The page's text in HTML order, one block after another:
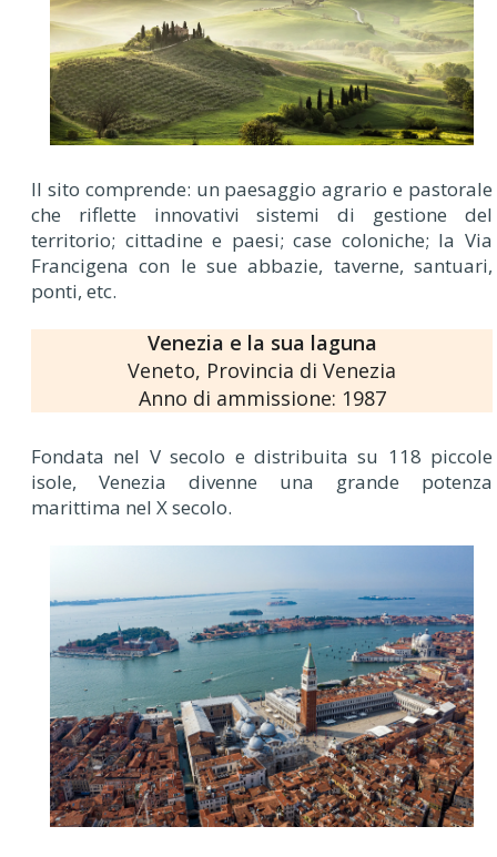
Il sito comprende: un paesaggio agrario e pastorale
che riflette innovativi sistemi di gestione del
territorio; cittadine e paesi; case coloniche; la Via
Francigena con le sue abbazie, taverne, santuari,
ponti, etc.
Venezia e la sua laguna
Veneto, Provincia di Venezia
Anno di ammissione: 1987
Fondata nel V secolo e distribuita su 118 piccole
isole, Venezia divenne una grande potenza
marittima nel X secolo.